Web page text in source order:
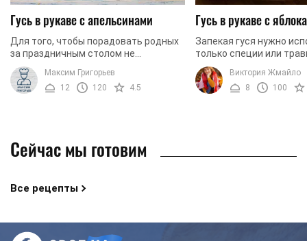
Гусь в рукаве с апельсинами
Для того, чтобы порадовать родных
за праздничным столом не
обязательно придумывать новые
блюда. Достаточно просто
приготовить очень вкусную, ...
Максим Григорьев
12
120 4.5
Гусь в рукаве с
Запекая гуся нужно
только специи или
аромата. Особый вкус
придадут фрукты.
предлагаем вам запечь
Виктория Жмайло
8
100
Сейчас мы готовим
Все рецепты